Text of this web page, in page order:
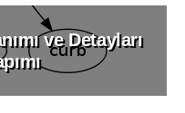
ve Detayları